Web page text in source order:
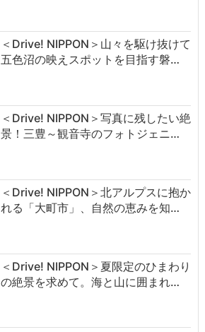
＜Drive! NIPPON＞山々を駆け抜けて
五色沼の映えスポットを目指す磐…
＜Drive! NIPPON＞写真に残したい絶
景！三豊～観音寺のフォトジェニ…
＜Drive! NIPPON＞北アルプスに抱か
れる「大町市」、自然の恵みを知…
＜Drive! NIPPON＞夏限定のひまわり
の絶景を求めて。海と山に囲まれ…